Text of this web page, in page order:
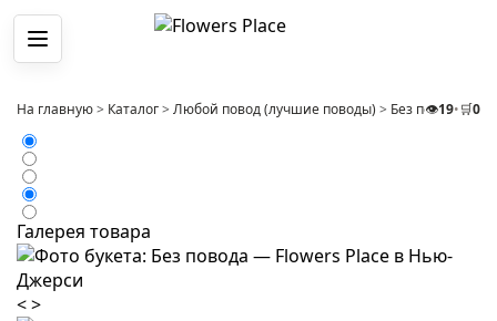
Меню
На главную> Каталог> Любой повод (лучшие поводы) > Без повода>
👁️19•🛒0
Галерея товара
<>